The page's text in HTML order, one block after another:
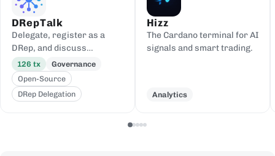
DRepTalk
Delegate, register as a
DRep, and discuss
governance
126 tx
Governance
Open-Source
DRep Delegation
Hizz
The Cardano terminal for AI
signals and smart trading.
Analytics